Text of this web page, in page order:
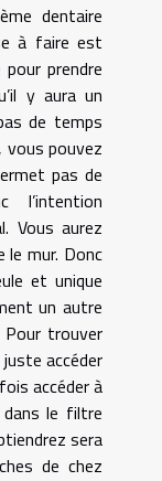
dentaire
à faire est
prendre
y aura un
de temps
vous pouvez
pas de
l’intention
Vous aurez
le mur. Donc
et unique
un autre
trouver
accéder
accéder à
dans le filtre
sera
de chez